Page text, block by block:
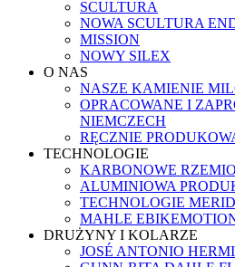
SCULTURA
NOWA SCULTURA
MISSION
NOWY SILEX
O NAS
NASZE KAMIENIE
OPRACOWANE I
NIEMCZECH
RĘCZNIE
TECHNOLOGIE
KARBONOWE
ALUMINIOWA
TECHNOLOGIE
MAHLE
DRUŻYNY I KOLARZE
JOSÉ ANTONIO